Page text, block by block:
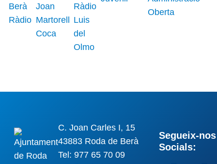
C. Joan Carles I, 15
43883 Roda de Berà
Tel: 977 65 70 09
Segueix-
Socials: